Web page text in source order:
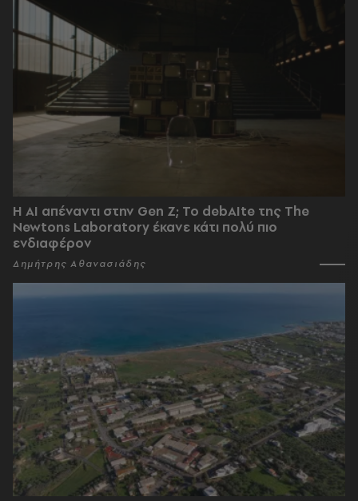
Η AI απέναντι στην Gen Z; Το debAIte της The
Newtons Laboratory έκανε κάτι πολύ πιο
ενδιαφέρον
Δημήτρης Αθανασιάδης